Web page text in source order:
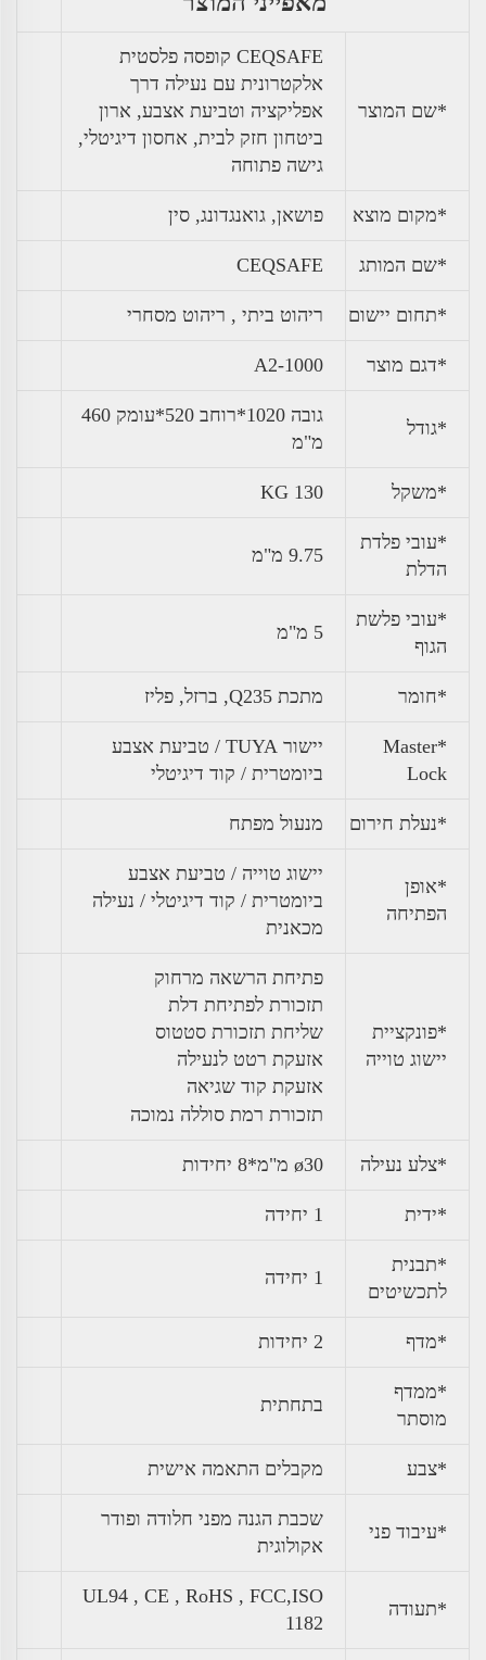
*שם המוצר
CEQSAFE קופסה פלסטית
אלקטרונית עם נעילה דרך
אפליקציה וטביעת אצבע, ארון
ביטחון חזק לבית, אחסון דיגיטלי,
גישה פתוחה
*מקום מוצא פושאן, גואנגדונג, סין
*שם המותג CEQSAFE
*תחום יישום ריהוט ביתי , ריהוט מסחרי
*דגם מוצר A2-1000
*גודל
גובה 1020*רוחב 520*עומק 460
מ"מ
*משקל 130 KG
*עובי פלדת
הדלת
9.75 מ"מ
*עובי פלשת
הגוף
5 מ"מ
*חומר מתכת Q235, ברזל, פליז
*Master
Lock
יישור TUYA / טביעת אצבע
ביומטרית / קוד דיגיטלי
*נעלת חירום מנעול מפתח
*אופן
הפתיחה
יישוג טוייה / טביעת אצבע
ביומטרית / קוד דיגיטלי / נעילה
מכאנית
*פונקציית
יישוג טוייה
פתיחת הרשאה מרחוק
תזכורת לפתיחת דלת
שליחת תזכורת סטטוס
אזעקת רטט לנעילה
אזעקת קוד שגיאה
תזכורת רמת סוללה נמוכה
*צלע נעילה ø30 מ"מ*8 יחידות
*ידית 1 יחידה
*תבנית
לתכשיטים
1 יחידה
*מדף 2 יחידות
*ממדף
מוסתר
בתחתית
*צבע מקבלים התאמה אישית
*עיבוד פני
שכבת הגנה מפני חלודה ופודר
אקולוגית
*תעודה
UL94 , CE , RoHS , FCC,ISO
1182